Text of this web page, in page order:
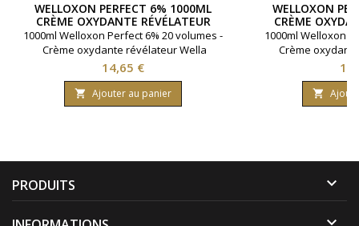
WELLOXON PERFECT 6% 1000ML
CRÈME OXYDANTE RÉVÉLATEUR
WELLA
1000ml Welloxon Perfect 6% 20 volumes -
Crème oxydante révélateur Wella
Prix
14,65 €
 Ajouter au panier
WELLOXON
CRÈME
1000ml Welloxon
Crème

PRODUITS 